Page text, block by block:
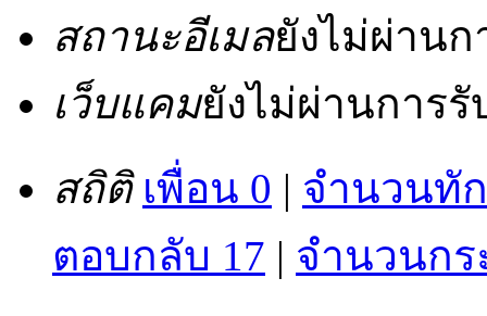
สถานะอีเมลยังไม่ผ่านก
เว็บแคมยังไม่ผ่านการรั
สถิติ เพื่อน 0 | จำนวนทั
ตอบกลับ 17 | จำนวนกร